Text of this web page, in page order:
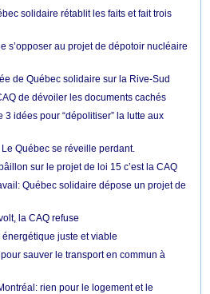
solidaire rétablit les faits et fait trois
s’opposer au projet de dépotoir nucléaire
de Québec solidaire sur la Rive-Sud
de dévoiler les documents cachés
3 idées pour “dépolitiser” la lutte aux
Québec se réveille perdant.
sur le projet de loi 15 c’est la CAQ
Québec solidaire dépose un projet de
la CAQ refuse
juste et viable
sauver le transport en commun à
rien pour le logement et le